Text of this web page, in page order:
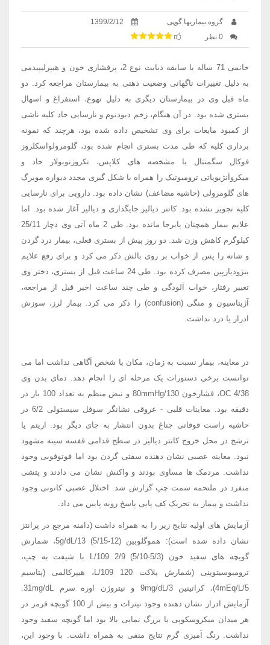
گروه بیماریها گوپی
1399/2/12
0 نظر
خانمی 71 ساله با سابقه دیابت نوع 2، پرفشاری خون و هیپرلیپیدمی
به دلیل تغییرات ناگهانی وضعیت ذهنی به بیمارستان مراجعه کرد. دو
ماه قبل وی در بیمارستان دیگری به دلیل تهوع، استفراغ و اسهال
بستری شده بود. در آن هنگام، زخم دیودنوم و نارسایی حاد کلیه ناشی
از کمبود مایعات برای وی تشخیص داده شده بود، هرچند که نمونه
برداری کلیه که طی مدت بستری انجام شده بود، گلومرولواسکلروز
فوکال سگمنتال با مشخصه های کلاپس، نکروزتوبولار حاد و
میکروآنژیوپاتی ترومبوتیک را همراه با شکل گیری مجدد دیواره مویرگ
های گلومرولی (حاشیه مضاعف) نشان داده بود. دارویی برای نارسایی
کلیه تجویز نشده بود. کاتتر دیالیز جایگذاری و دیالیز آغاز شده بود. اما
علایم بیمار همچنان پابرجا مانده بود. طی 2 ماه آتی وی دچار 25/11
کیلوگرم کاهش وزن شد. دو روز پیش از بستری فعلی، بیمار درد گردن
و شانه را پس از خواب بر روی بالش ذکر می کرد و برای رفع علایم
بنزودیازپین مصرف کرده بود. طی 24 ساعت قبل از بستری، دختر وی
تغییر رفتار، خواب آلودگی و طی چند ساعت اخیر قبل از مراجعه،
آژیتاسیون و منگی (confusion) را ذکر می کرد. بیمار لرز، سوزش
ادرار یا درد نداشت.
در معاینه، بیمار نسبت به زمان، مکان یا شخص آگاهی نداشت اما می
توانست برخی دستورات یک مرحله ای را انجام دهد. دمای بدن وی
OC 4/38، فشارخون 80mmHg/130 و نبض منظم به تعداد 100 بار در
دقیقه بود. معاینات قلبی - عروقی نشانگر سوفل سیستولی 6/2 در
حاشیه راست فوقانی جناغ بدون انتشار به جای دیگر بود. اریتم یا
ترشح در محل خروج کاتتر دیالیز در سطح قدامی قفسه سینه مشهود
نبود. معاینه عصبی نشان دهنده سفتی گردن بود اما فوتوفوبی وجود
نداشت. مردمک ها مساوی بودند و واکنش نشان می دادند و پتشی
منفرد در ملتحمه سمت چپ گزارش شد. اختلال عصبی کانونی وجود
نداشت و بیمار به تحریک کف پایی پاسخ روبه پایین می داد.
آزمایش های اولیه نتایج زیر را به همراه داشت (دامنه مرجع در پرانتز
نشان داده شده است): هموگلوبین 5g/dL/13 (5/15-12)، شمارش
گویچه های سفید خون L/109 2/9 (5/10-5/3) با شیفت به چپ،
ترومبوسیتوپنی (شمارش پلاکت L/109 120، هیپرکالمی (پتاسیم
آزمایش ادرار نشان دهنده وجود نیترات و بیش از 100 گویچه قرمز در
هر میدان میکروسکوپی با بزرگ نمایی بالا بود اما گویچه سفید وجود
نداشت. رنگ آمیزی گرم نتایج منفی به همراه داشت. با وجود این،